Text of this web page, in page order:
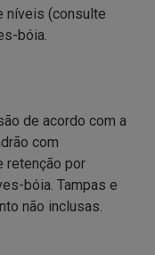
níveis (consulte
bóia.
de acordo com a
com
retenção por
bóia. Tampas e
não inclusas.